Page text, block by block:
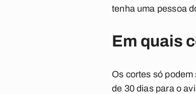
tenha uma pessoa
Em quais
Os cortes só
de 30 dias para o